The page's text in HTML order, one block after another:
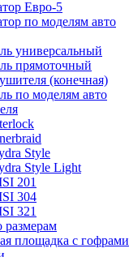
Евро-5
по моделям авто
универсальный
прямоточный
(конечная)
по моделям авто
Style
Style Light
201
304
321
размерам
площадка с гофрами